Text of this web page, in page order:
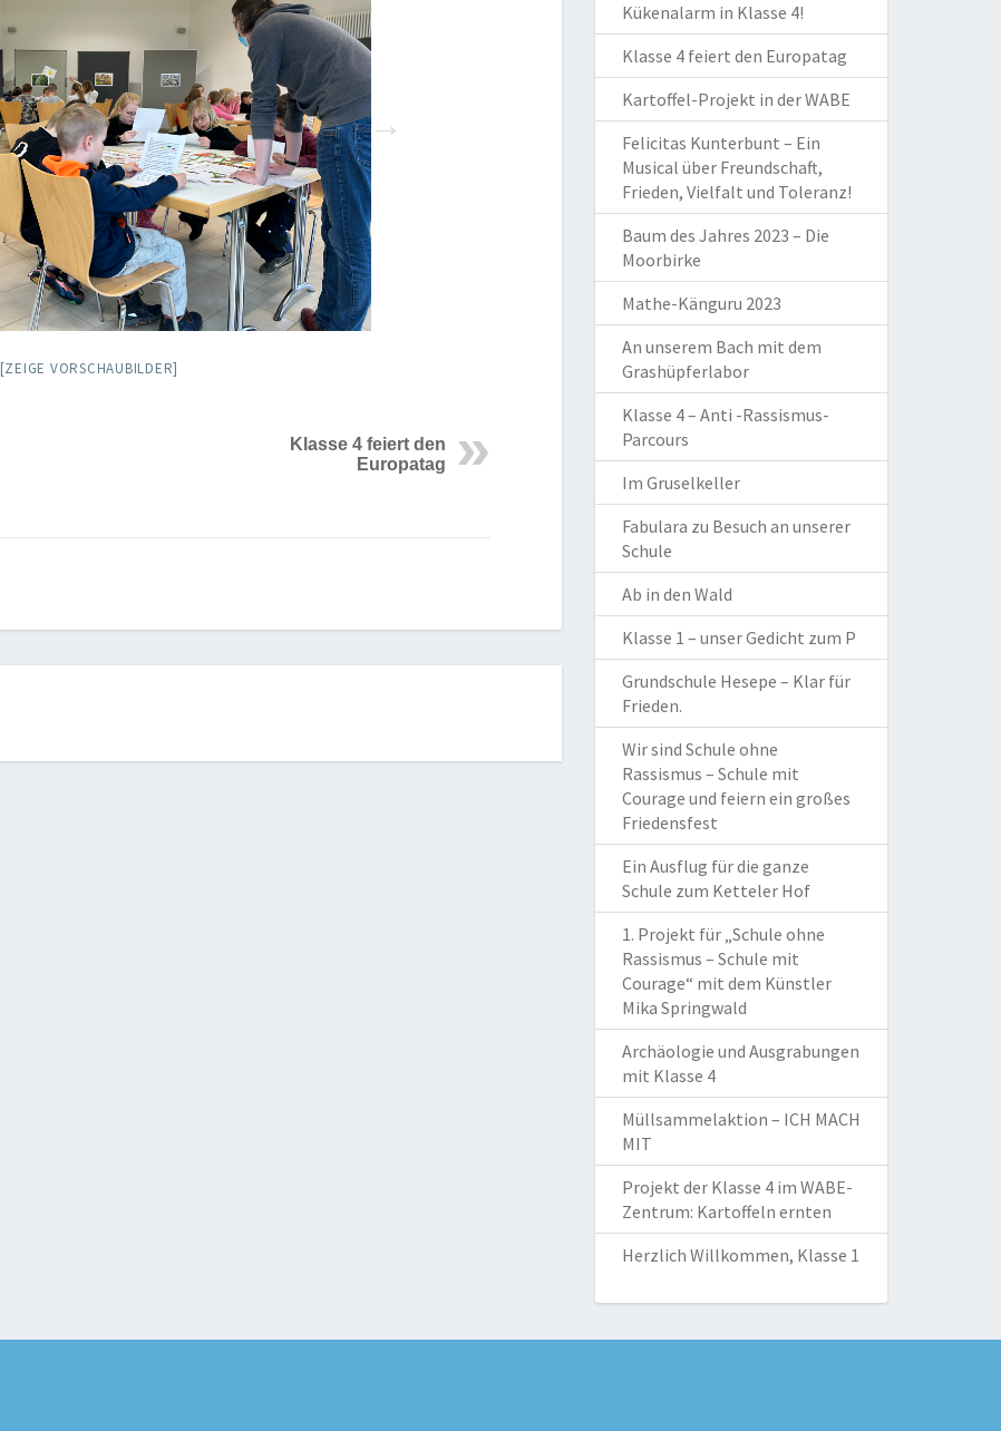
[ZEIGE VORSCHAUBILDER]
Klasse 4 feiert den
Europatag
Kükenalarm in Klasse 4!
Klasse 4 feiert den Europatag
Kartoffel-Projekt in der WABE
Felicitas Kunterbunt – Ein
Musical über Freundschaft,
Frieden, Vielfalt und Toleranz!
Baum des Jahres 2023 – Die
Moorbirke
Mathe-Känguru 2023
An unserem Bach mit dem
Grashüpferlabor
Klasse 4 – Anti -Rassismus-
Parcours
Im Gruselkeller
Fabulara zu Besuch an unserer
Schule
Ab in den Wald
Klasse 1 – unser Gedicht zum P
Grundschule Hesepe – Klar für
Frieden.
Wir sind Schule ohne
Rassismus – Schule mit
Courage und feiern ein großes
Friedensfest
Ein Ausflug für die ganze
Schule zum Ketteler Hof
1. Projekt für „Schule ohne
Rassismus – Schule mit
Courage“ mit dem Künstler
Mika Springwald
Archäologie und Ausgrabungen
mit Klasse 4
Müllsammelaktion – ICH MACH
MIT
Projekt der Klasse 4 im WABE-
Zentrum: Kartoffeln ernten
Herzlich Willkommen, Klasse 1